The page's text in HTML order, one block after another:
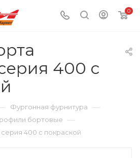
0
400 с
Фургонная фурнитура —
бортовые —
400 с покраской